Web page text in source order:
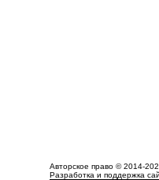
Авторское право © 2014-
Разработка и поддержка